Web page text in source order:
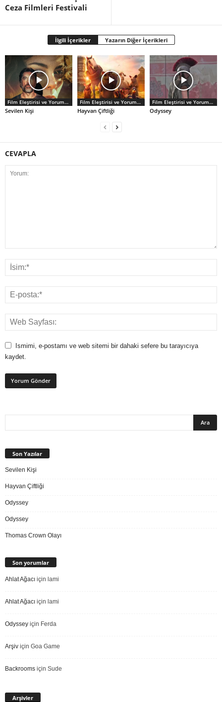
Ceza Filmleri Festivali
İlgili İçerikler Yazarın Diğer İçerikleri
Film Eleştirisi ve Yorumlar
Sevilen Kişi
Film Eleştirisi ve Yorumlar
Hayvan Çiftliği
Film Eleştirisi ve Yorumlar
Odyssey
CEVAPLA
Ismimi, e-postamı ve web sitemi bir dahaki sefere bu tarayıcıya
kaydet.
Son Yazılar
Sevilen Kişi
Hayvan Çiftliği
Odyssey
Odyssey
Thomas Crown Olayı
Son yorumlar
Ahlat Ağacı için lami
Ahlat Ağacı için lami
Odyssey için Ferda
Arşiv için Goa Game
Backrooms için Sude
Arşivler